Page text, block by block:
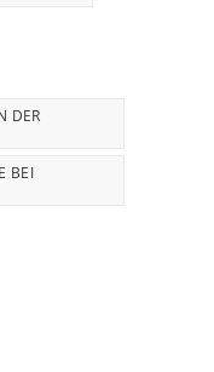
DER
BEI